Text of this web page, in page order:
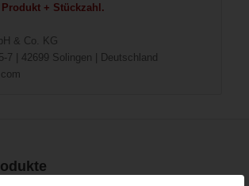
+ Stückzahl.
& Co. KG
7 | 42699 Solingen | Deutschland